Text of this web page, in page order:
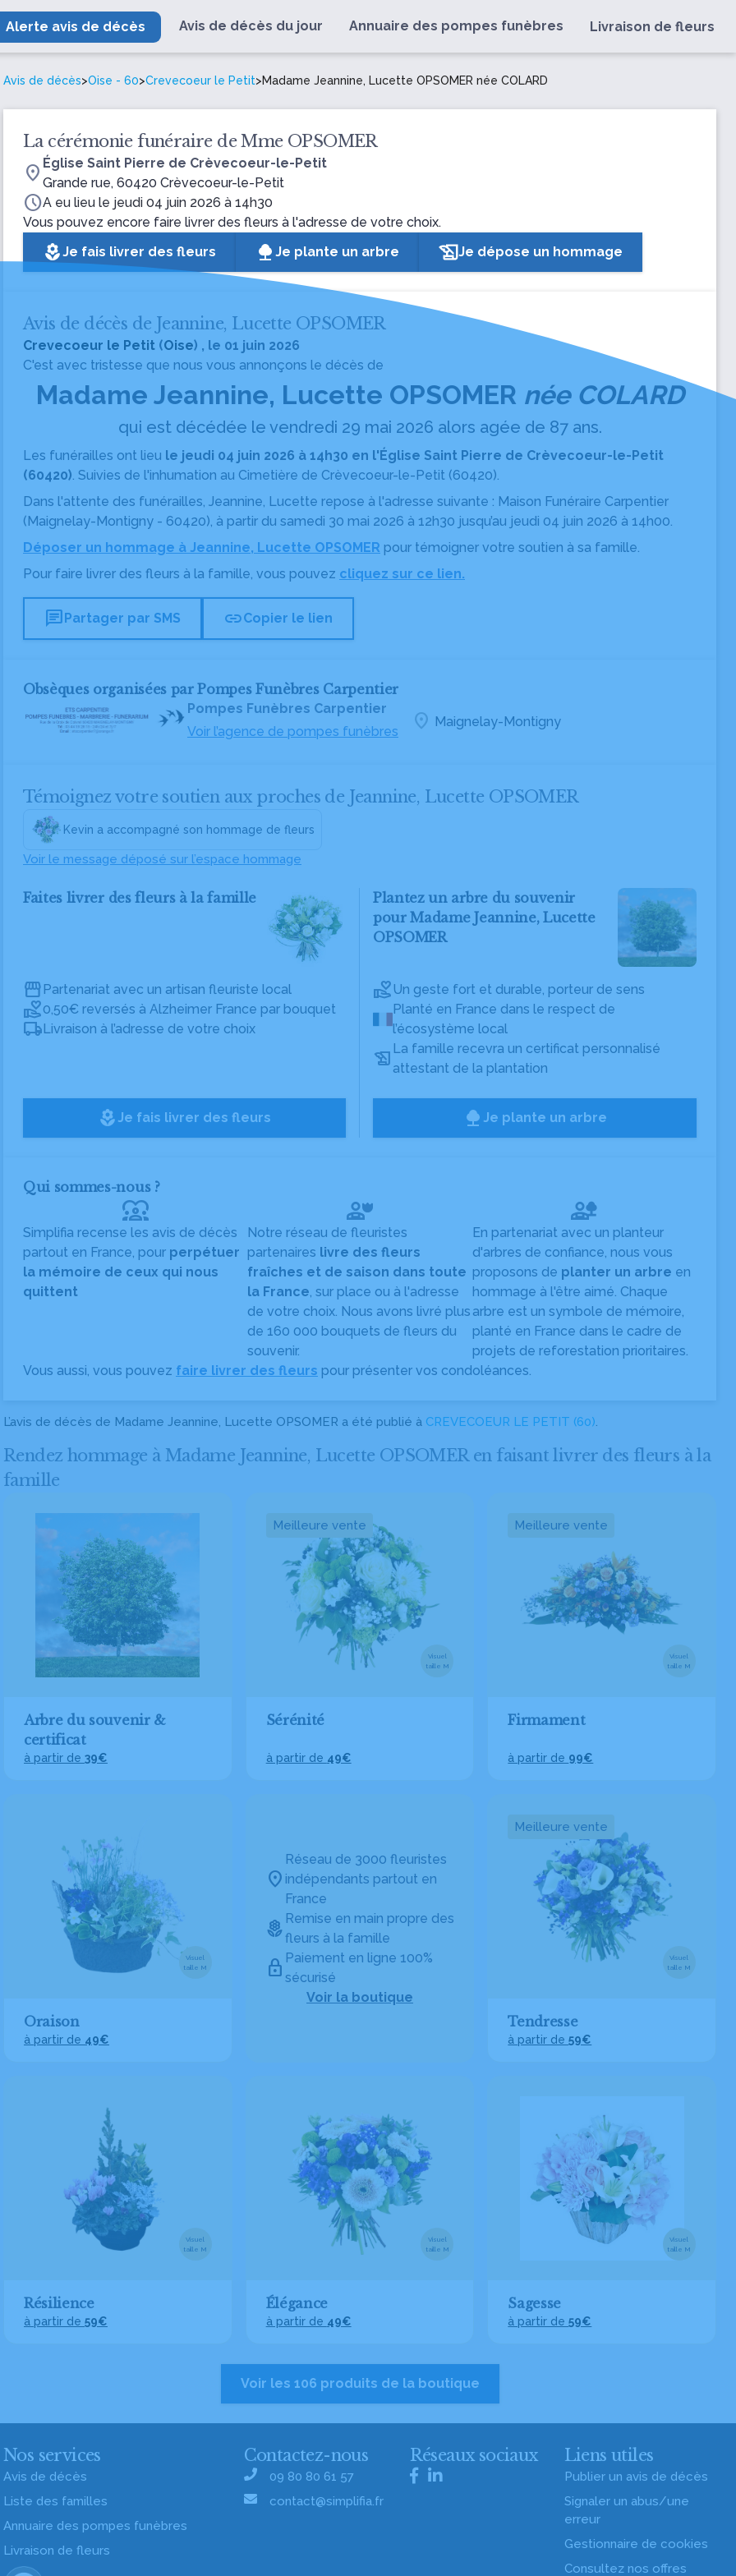
Alerte avis de décès Avis de décès du jour Annuaire des pompes funèbres Livraison de fleurs
Avis de décès>Oise - 60>Crevecoeur le Petit>Madame Jeannine, Lucette OPSOMER née COLARD
La cérémonie funéraire de Mme OPSOMER
location_on Église Saint Pierre de Crèvecoeur-le-Petit
Grande rue, 60420 Crèvecoeur-le-Petit
scheduleA eu lieu le jeudi 04 juin 2026 à 14h30
Vous pouvez encore faire livrer des fleurs à l'adresse de votre choix.
local_floristJe fais livrer des fleurs Je plante un arbre Je dépose un hommage
Avis de décès de Jeannine, Lucette OPSOMER
Crevecoeur le Petit (Oise) , le 01 juin 2026
C'est avec tristesse que nous vous annonçons le décès de
Madame Jeannine, Lucette OPSOMER née COLARD
qui est décédée le vendredi 29 mai 2026 alors agée de 87 ans.
Les funérailles ont lieu le jeudi 04 juin 2026 à 14h30 en l'Église Saint Pierre de Crèvecoeur-le-Petit
(60420). Suivies de l'inhumation au Cimetière de Crèvecoeur-le-Petit (60420).
Dans l'attente des funérailles, Jeannine, Lucette repose à l'adresse suivante : Maison Funéraire Carpentier
(Maignelay-Montigny - 60420), à partir du samedi 30 mai 2026 à 12h30 jusqu’au jeudi 04 juin 2026 à 14h00.
Déposer un hommage à Jeannine, Lucette OPSOMER pour témoigner votre soutien à sa famille.
Pour faire livrer des fleurs à la famille, vous pouvez cliquez sur ce lien.
chatPartager par SMS linkCopier le lien
Obsèques organisées par Pompes Funèbres Carpentier
Pompes Funèbres Carpentier
Voir l’agence de pompes funèbres
location_on Maignelay-Montigny
Témoignez votre soutien aux proches de Jeannine, Lucette OPSOMER
Kevin a accompagné son hommage de fleurs
Voir le message déposé sur l’espace hommage
Faites livrer des fleurs à la famille
Partenariat avec un artisan fleuriste local
0,50€ reversés à Alzheimer France par bouquet
Livraison à l’adresse de votre choix
local_florist Je fais livrer des fleurs
Plantez un arbre du souvenir
pour Madame Jeannine, Lucette
OPSOMER
Un geste fort et durable, porteur de sens
Planté en France dans le respect de
l’écosystème local
La famille recevra un certificat personnalisé
attestant de la plantation
Je plante un arbre
Qui sommes-nous ?
diversity_1
Simplifia recense les avis de décès
partout en France, pour perpétuer
la mémoire de ceux qui nous
quittent
Notre réseau de fleuristes
partenaires livre des fleurs
fraîches et de saison dans toute
la France, sur place ou à l'adresse
de votre choix. Nous avons livré plus
de 160 000 bouquets de fleurs du
souvenir.
En partenariat avec un planteur
d'arbres de confiance, nous vous
proposons de planter un arbre en
hommage à l'être aimé. Chaque
arbre est un symbole de mémoire,
planté en France dans le cadre de
projets de reforestation prioritaires.
Vous aussi, vous pouvez faire livrer des fleurs pour présenter vos condoléances.
L’avis de décès de Madame Jeannine, Lucette OPSOMER a été publié à CREVECOEUR LE PETIT (60).
Rendez hommage à Madame Jeannine, Lucette OPSOMER en faisant livrer des fleurs à la
famille
Réseau de 3000 fleuristes
indépendants partout en
France
Remise en main propre des
fleurs à la famille
Paiement en ligne 100%
sécurisé
Voir la boutique
Arbre du souvenir &
certificat
à partir de 39€
Meilleure vente
Visuel
taille M
Sérénité
à partir de 49€
Meilleure vente
Visuel
taille M
Firmament
à partir de 99€
Visuel
taille M
Oraison
à partir de 49€
Meilleure vente
Visuel
taille M
Tendresse
à partir de59€
Visuel
taille M
Résilience
à partir de 59€
Visuel
taille M
Élégance
à partir de 49€
Visuel
taille M
Sagesse
à partir de59€
Voir les 106 produits de la boutique
Nos services
Avis de décès
Liste des familles
Annuaire des pompes funèbres
Livraison de fleurs
Contactez-nous
09 80 80 61 57
contact@simplifia.fr
Réseaux sociaux Liens utiles
Publier un avis de décès
Signaler un abus/une
erreur
Gestionnaire de cookies
Consultez nos offres